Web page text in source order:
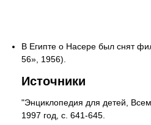
В Египте о Насере был снят
56», 1956).
Источники
"Энциклопедия для детей,
1997 год, с. 641-645.